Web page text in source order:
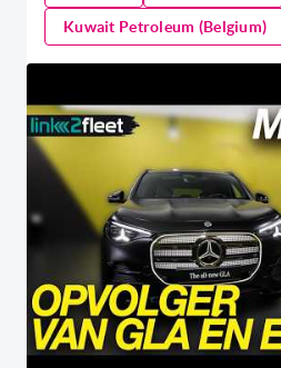
Kuwait Petroleum (Belgium)